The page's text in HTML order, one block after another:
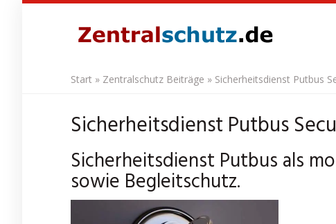
Start » Zentralschutz Beiträge » Sicherheitsdienst Putbus
Sicherheitsdienst Putbus
Sicherheitsdienst Putbus als
sowie Begleitschutz.